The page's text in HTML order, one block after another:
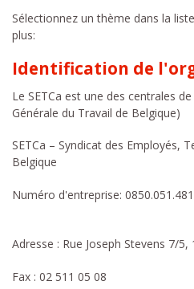
Sélectionnez un thème dans la
plus:
Identification de
Le SETCa est une des centrales
Générale du Travail de Belgique)
SETCa – Syndicat des Employés,
Belgique
Numéro d'entreprise: 0850.051.481
Adresse : Rue Joseph Stevens 7/5,
Fax : 02 511 05 08